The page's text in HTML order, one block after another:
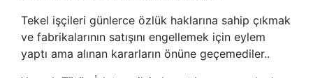
Tekel işçileri günlerce özlük haklarına sahip çıkmak
ve fabrikalarının satışını engellemek için eylem
yaptı ama alınan kararların önüne geçemediler..